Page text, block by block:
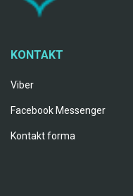
KONTAKT
Viber
Facebook Messenger
Kontakt forma